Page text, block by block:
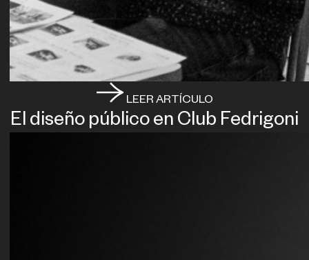
LEER ARTÍCULO
El diseño público en Club Fedrigoni